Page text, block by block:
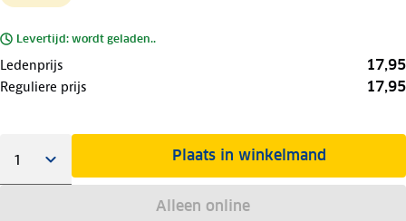
Levertijd: wordt geladen..
Ledenprijs 17,95
Reguliere prijs 17,95
Plaats in winkelmand
Alleen online